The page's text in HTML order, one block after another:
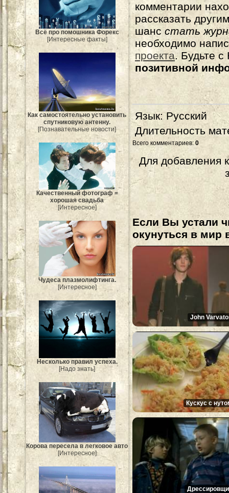
Всё про помошника Форекс
[Интересные факты]
Как самостоятельно установить
спутниковую антенну.
[Познавательные новости]
Качественный фотограф =
хорошая свадьба
[Интересное]
Чудеса плазмолифтинга.
[Интересное]
Несколько правил успеха.
[Надо знать]
Корова пересела в легковое авто
[Интересное]
комментарии
рассказать
шанс стать
необходимо
проекта. Будьте
позитивной
Язык: Русский
Длительность
Всего комментариев: 0
Для добавления
Если Вы устали
окунуться в мир
John
Кускус с